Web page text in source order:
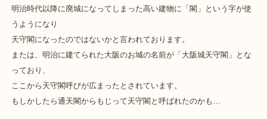
明治時代以降に廃城になってしまった高い建物に「閣」という字が使
うようになり
天守閣になったのではないかと言われております。
または、明治に建てられた大阪のお城の名前が「大阪城天守閣」とな
っており、
ここから天守閣呼びが広まったとされています。
もしかしたら通天閣からもじって天守閣と呼ばれたのかも…